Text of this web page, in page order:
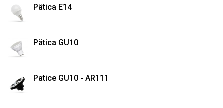
Pätica E14
Pätica GU10
Patice GU10 - AR111